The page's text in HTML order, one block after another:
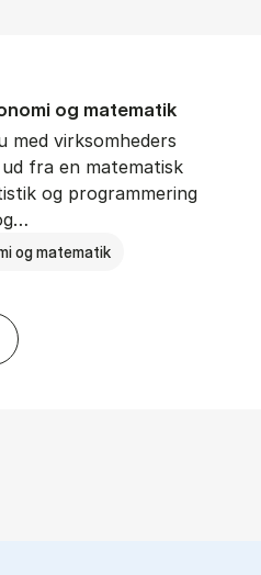
og ma­te­ma­tik
med virksomheders
fra en matematisk
og programmering
og matematik
- erhvervs­økonomi og